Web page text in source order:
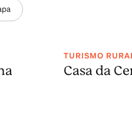
TURISMO
Casa da